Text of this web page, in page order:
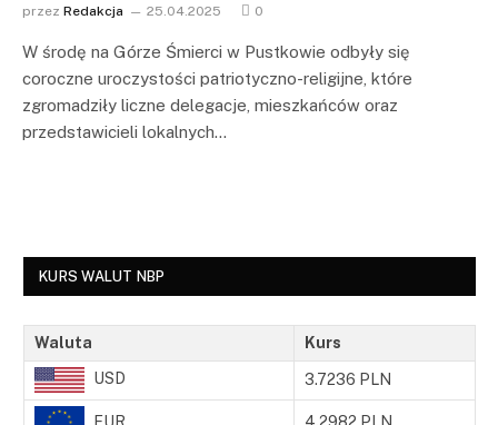
przez Redakcja 25.04.2025 0
W środę na Górze Śmierci w Pustkowie odbyły się
coroczne uroczystości patriotyczno-religijne, które
zgromadziły liczne delegacje, mieszkańców oraz
przedstawicieli lokalnych…
KURS WALUT NBP
Waluta Kurs
USD 3.7236 PLN
EUR 4.2982 PLN